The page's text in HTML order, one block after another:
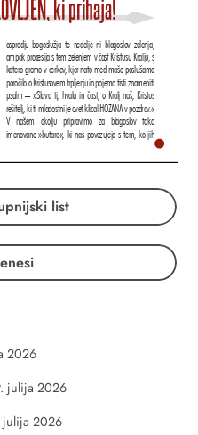
list
2026
julija 2026
julija 2026